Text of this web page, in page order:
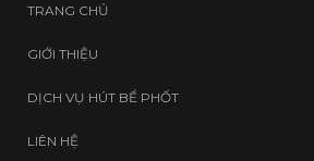
TRANG CHỦ
GIỚI THIỆU
DỊCH VỤ HÚT BỂ PHỐT
LIÊN HỆ